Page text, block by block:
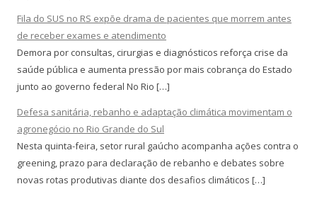
Fila do SUS no RS expõe drama de pacientes que morrem antes
de receber exames e atendimento
Demora por consultas, cirurgias e diagnósticos reforça crise da
saúde pública e aumenta pressão por mais cobrança do Estado
junto ao governo federal No Rio […]
Defesa sanitária, rebanho e adaptação climática movimentam o
agronegócio no Rio Grande do Sul
Nesta quinta-feira, setor rural gaúcho acompanha ações contra o
greening, prazo para declaração de rebanho e debates sobre
novas rotas produtivas diante dos desafios climáticos […]